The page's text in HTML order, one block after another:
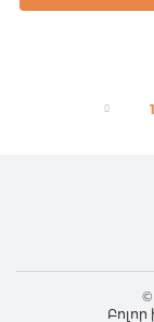
1
©